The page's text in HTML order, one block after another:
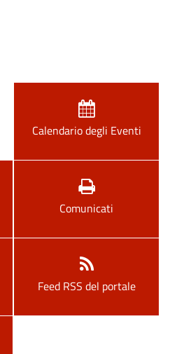
Calendario degli Eventi
Comunicati
Feed RSS del portale